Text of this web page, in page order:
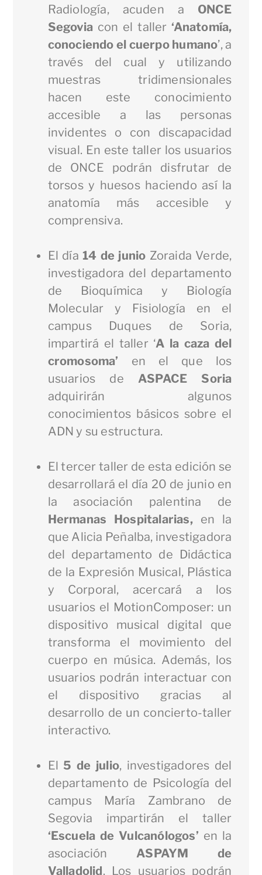
Radiología, acuden a ONCE
Segovia con el taller‘Anatomía,
conociendo el cuerpo humano’, a
través del cual y utilizando
muestras tridimensionales
hacen este conocimiento
accesible a las personas
invidentes o con discapacidad
visual. En este taller los usuarios
de ONCE podrán disfrutar de
torsos y huesos haciendo así la
anatomía más accesible y
comprensiva.
El día14 de junio Zoraida Verde,
investigadora del departamento
de Bioquímica y Biología
Molecular y Fisiología en el
campus Duques de Soria,
impartirá el taller ‘A la caza del
cromosoma’ en el que los
usuarios deASPACE Soria
adquirirán algunos
conocimientos básicos sobre el
ADN y su estructura.
El tercer taller de esta edición se
desarrollará el día 20 de junio en
la asociación palentina de
Hermanas Hospitalarias, en la
que Alicia Peñalba, investigadora
del departamento de Didáctica
de la Expresión Musical, Plástica
y Corporal, acercará a los
usuarios el MotionComposer: un
dispositivo musical digital que
transforma el movimiento del
cuerpo en música. Además, los
usuarios podrán interactuar con
el dispositivo gracias al
desarrollo de un concierto-taller
interactivo.
El 5 de julio, investigadores del
departamento de Psicología del
campus María Zambrano de
Segovia impartirán el taller
‘Escuela de Vulcanólogos’ en la
asociaciónASPAYM de
Valladolid. Los usuarios podrán